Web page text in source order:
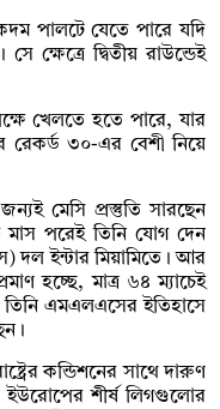
পালটে যেতে পারে যদি
ক্ষেত্রে দ্বিতীয় রাউন্ডেই
খেলতে হতে পারে, যার
রেকর্ড ৩০-এর বেশী নিয়ে
মেসি প্রস্তুতি সারছেন
পরেই তিনি যোগ দেন
দল ইন্টার মিয়ামিতে। আর
হচ্ছে, মাত্র ৬৪ ম্যাচেই
এমএলএসের ইতিহাসে
কন্ডিশনের সাথে দারুণ
শীর্ষ লিগগুলোর